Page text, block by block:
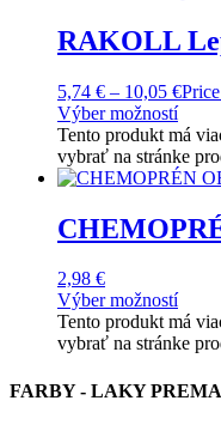
RAKOLL
5,74 € – 10,05 €
Výber možností
Tento produkt má
vybrať na stránke
2,98 €
Výber možností
Tento produkt má
vybrať na stránke
FARBY - LAKY